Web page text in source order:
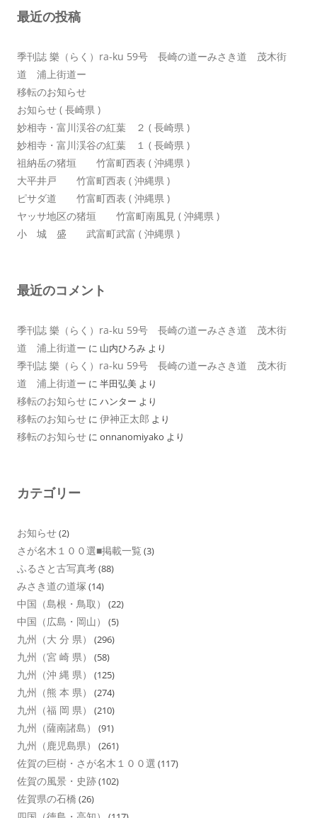
ョ
最近の投稿
季刊誌 樂（らく）ra-ku 59号 長崎の道ーみさき道 茂木街
道 浦上街道ー
移転のお知らせ
お知らせ ( 長崎県 )
妙相寺・富川渓谷の紅葉 ２ ( 長崎県 )
妙相寺・富川渓谷の紅葉 １ ( 長崎県 )
祖納岳の猪垣 竹富町西表 ( 沖縄県 )
大平井戸 竹富町西表 ( 沖縄県 )
ピサダ道 竹富町西表 ( 沖縄県 )
ヤッサ地区の猪垣 竹富町南風見 ( 沖縄県 )
小 城 盛 武富町武富 ( 沖縄県 )
最近のコメント
季刊誌 樂（らく）ra-ku 59号 長崎の道ーみさき道 茂木街
道 浦上街道ー に 山内ひろみ より
季刊誌 樂（らく）ra-ku 59号 長崎の道ーみさき道 茂木街
道 浦上街道ー に 半田弘美 より
移転のお知らせ に ハンター より
移転のお知らせ に 伊神正太郎 より
移転のお知らせ に onnanomiyako より
カテゴリー
お知らせ(2)
さが名木１００選■掲載一覧 (3)
ふるさと古写真考(88)
みさき道の道塚 (14)
中国（島根・鳥取） (22)
中国（広島・岡山） (5)
九州（大 分 県） (296)
九州（宮 崎 県） (58)
九州（沖 縄 県） (125)
九州（熊 本 県） (274)
九州（福 岡 県） (210)
九州（薩南諸島） (91)
九州（鹿児島県） (261)
佐賀の巨樹・さが名木１００選 (117)
佐賀の風景・史跡(102)
佐賀県の石橋 (26)